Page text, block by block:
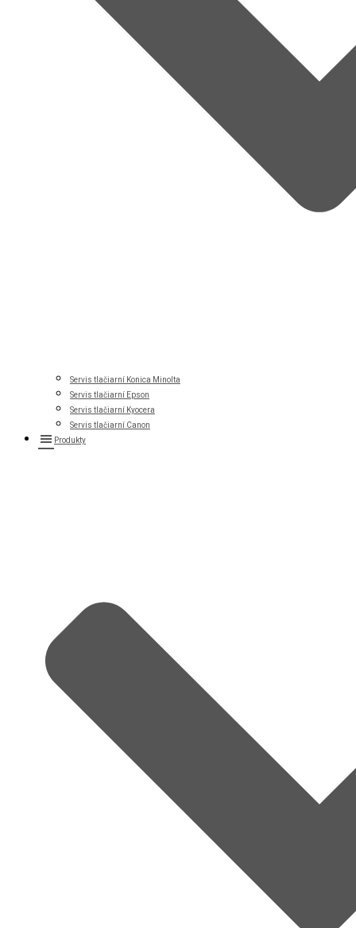
Servis tlačiarní Konica Minolta
Servis tlačiarní Epson
Servis tlačiarní Kyocera
Servis tlačiarní Canon
Produkty